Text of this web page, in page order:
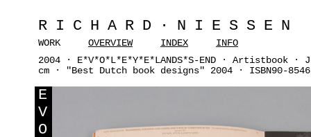
RICHARD·NIESSEN
WORK OVERVIEW INDEX
INFO
2004 · E*V*O*L*E*Y*E*LANDS*S-END · Artistbook
cm · "Best Dutch book designs" 2004 · ISBN90-
E
V
O